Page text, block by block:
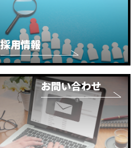
採用情報
お問い合わせ